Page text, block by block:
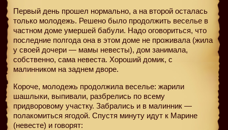
Первый день прошел нормально, а на второй осталась
только молодежь. Решено было продолжить веселье в
частном доме умершей бабули. Надо оговориться, что
последние полгода она в этом доме не проживала (жила
у своей дочери — мамы невесты), дом занимала,
собственно, сама невеста. Хороший домик, с
малинником на заднем дворе.
Короче, молодежь продолжила веселье: жарили
шашлыки, выпивали, разбрелись по всему
придворовому участку. Забрались и в малинник —
полакомиться ягодой. Спустя минуту идут к Марине
(невесте) и говорят: